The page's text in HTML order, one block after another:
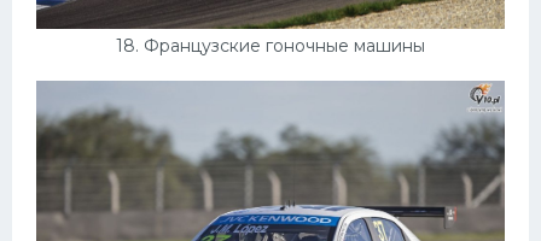
18. Французские гоночные машины